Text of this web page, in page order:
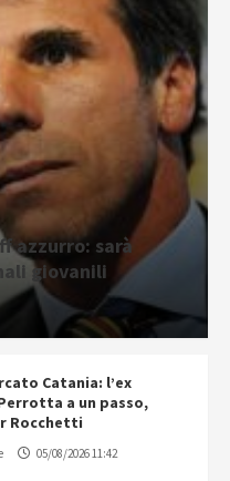
azzurro: sarà
giovanili
Catania: l’ex
a un passo,
Rocchetti
05/08/2026 11:42